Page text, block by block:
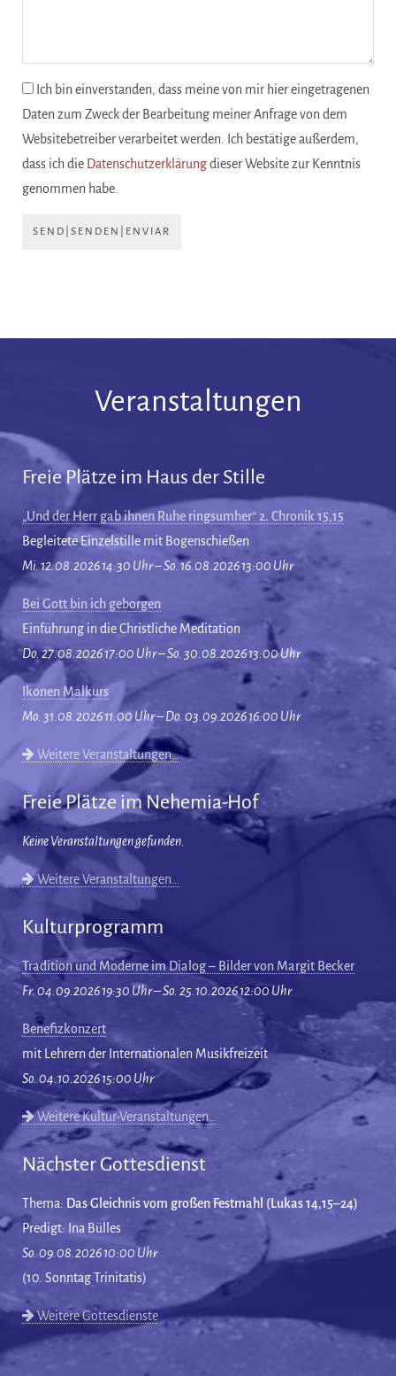
Ich bin einverstanden, dass meine von mir hier eingetragenen
Daten zum Zweck der Bearbeitung meiner Anfrage von dem
Websitebetreiber verarbeitet werden. Ich bestätige außerdem,
dass ich die Datenschutzerklärungdieser Website zur Kenntnis
genommen habe.
SEND|SENDEN|ENVIAR
Veranstaltungen
Freie Plätze im Haus der Stille
„Und der Herr gab ihnen Ruhe ringsumher“ 2. Chronik 15,15
Begleitete Einzelstille mit Bogenschießen
Mi. 12.08.2026 14:30 Uhr – So. 16.08.2026 13:00 Uhr
Bei Gott bin ich geborgen
Einführung in die Christliche Meditation
Do. 27.08.2026 17:00 Uhr – So. 30.08.2026 13:00 Uhr
Ikonen Malkurs
Mo. 31.08.2026 11:00 Uhr – Do. 03.09.2026 16:00 Uhr
Weitere Veranstaltungen…
Freie Plätze im Nehemia-Hof
Keine Veranstaltungen gefunden.
Weitere Veranstaltungen…
Kulturprogramm
Tradition und Moderne im Dialog – Bilder von Margit Becker
Fr. 04.09.2026 19:30 Uhr – So. 25.10.2026 12:00 Uhr
Benefizkonzert
mit Lehrern der Internationalen Musikfreizeit
So. 04.10.2026 15:00 Uhr
Weitere Kultur-Veranstaltungen…
Nächster Gottesdienst
Thema: Das Gleichnis vom großen Festmahl (Lukas 14,15–24)
Predigt: Ina Bülles
So. 09.08.2026 10:00 Uhr
(10. Sonntag Trinitatis)
Weitere Gottesdienste